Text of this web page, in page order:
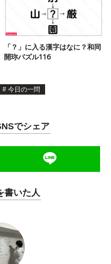
「？」に入る漢字はなに？和同
開珎パズル116
# 今日の一問
でシェア
書いた人